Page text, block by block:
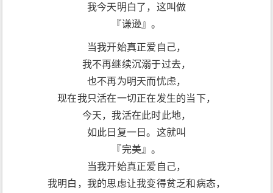
我今天明白了，这叫做
『谦逊』。
当我开始真正爱自己，
我不再继续沉溺于过去，
也不再为明天而忧虑，
现在我只活在一切正在发生的当下，
今天，我活在此时此地，
如此日复一日。这就叫
『完美』。
当我开始真正爱自己，
我明白，我的思虑让我变得贫乏和病态，